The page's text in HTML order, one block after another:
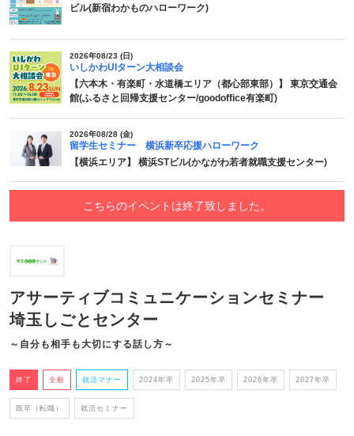
ビル(新宿わかものハローワーク)
2026年08/23 (日)
いしかわUIターン大相談会
【六本木・有楽町・水道橋エリア（都心部東部）】 東京交通会
館(ふるさと回帰支援センター/goodoffice有楽町)
2026年08/28 (金)
留学生セミナー 横浜新卒応援ハローワーク
【横浜エリア】 横浜STビル(かながわ若者就職支援センター)
こちらのイベントは終了致しました。
アサーティブコミュニケーションセミナー
埼玉しごとセンター
～自分も相手も大切にする話し方～
終了 全般 就活マナー 2024年卒 2025年卒 2026年卒 2027年卒
既卒（転職） 就活セミナー